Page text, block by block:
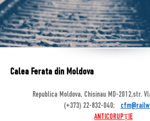
Calea Ferata din Moldova
Republica Moldova, Chisinau MD-2012,str.
(+373) 22-832-040;
ANTICORUPȚIE